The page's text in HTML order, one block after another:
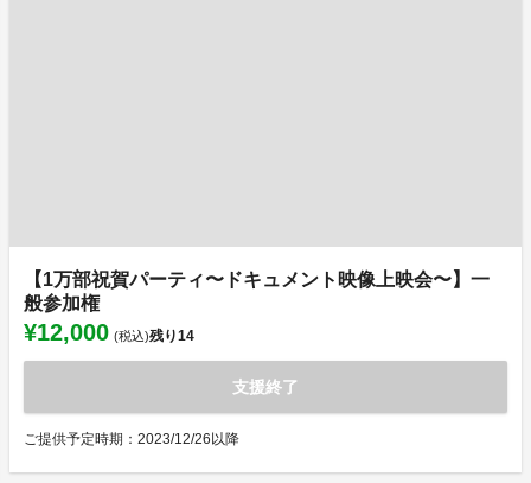
【1万部祝賀パーティ〜ドキュメント映像上映会〜】一
般参加権
¥12,000 (税込)残り14
支援終了
ご提供予定時期：2023/12/26以降